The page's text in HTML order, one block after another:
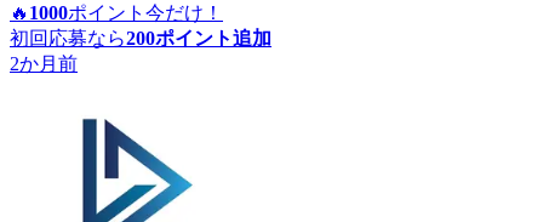
🔥 1000ポイント 今だけ！
初回応募なら200ポイント追加
2か月前